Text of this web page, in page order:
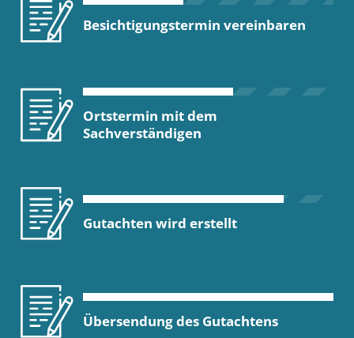
Besichtigungstermin vereinbaren
Ortstermin mit dem
Sachverständigen
Gutachten wird erstellt
Übersendung des Gutachtens